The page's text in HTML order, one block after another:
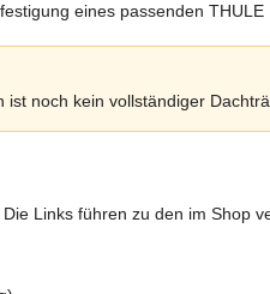
eines passenden THULE
noch kein vollständiger
Links führen zu den im Shop